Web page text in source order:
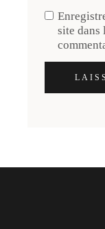
site dans